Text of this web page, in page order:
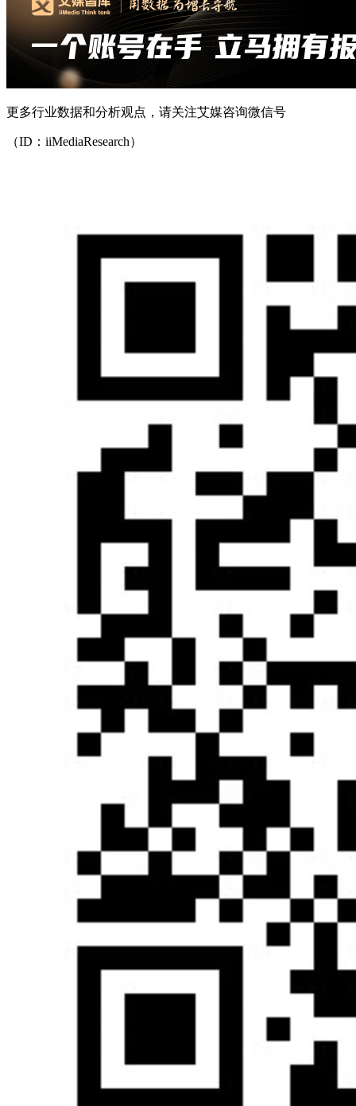
更多行业数据和分析观点，请关注艾媒咨询微信号
（ID：iiMediaResearch）